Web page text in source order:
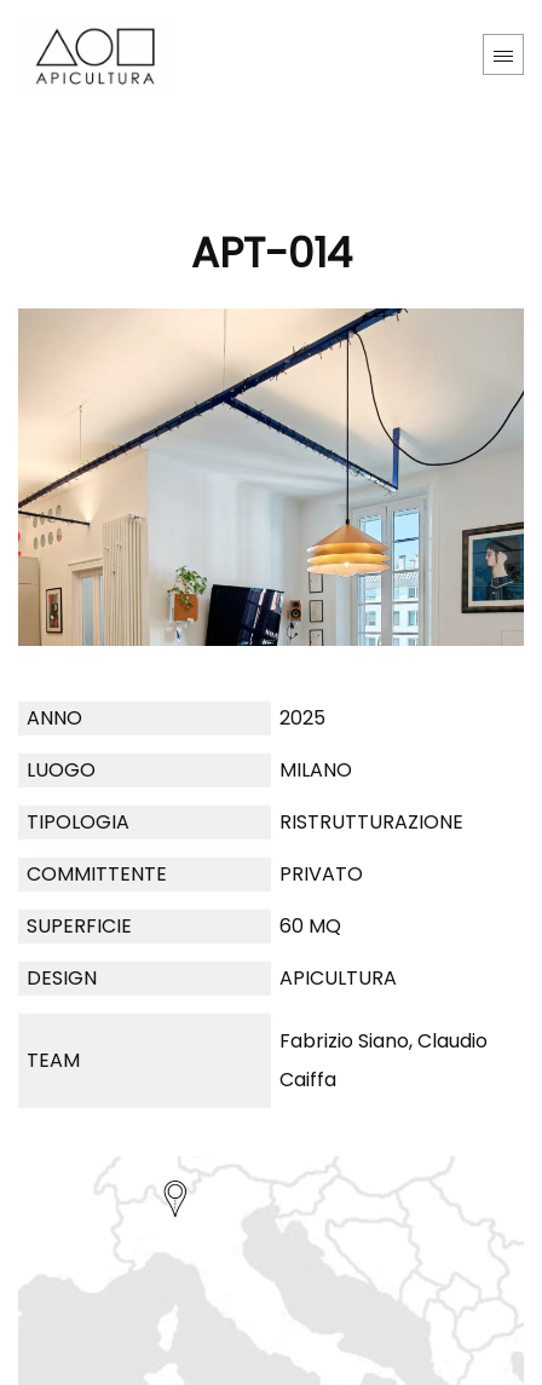
APT-014
ANNO
2025
LUOGO
MILANO
TIPOLOGIA
RISTRUTTURAZIONE
COMMITTENTE
PRIVATO
SUPERFICIE
60 MQ
DESIGN
APICULTURA
TEAM
Fabrizio Siano, Claudio
Caiffa